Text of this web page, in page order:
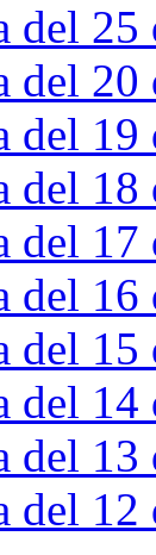
del
del
del
del
del
del
del
del
del
del